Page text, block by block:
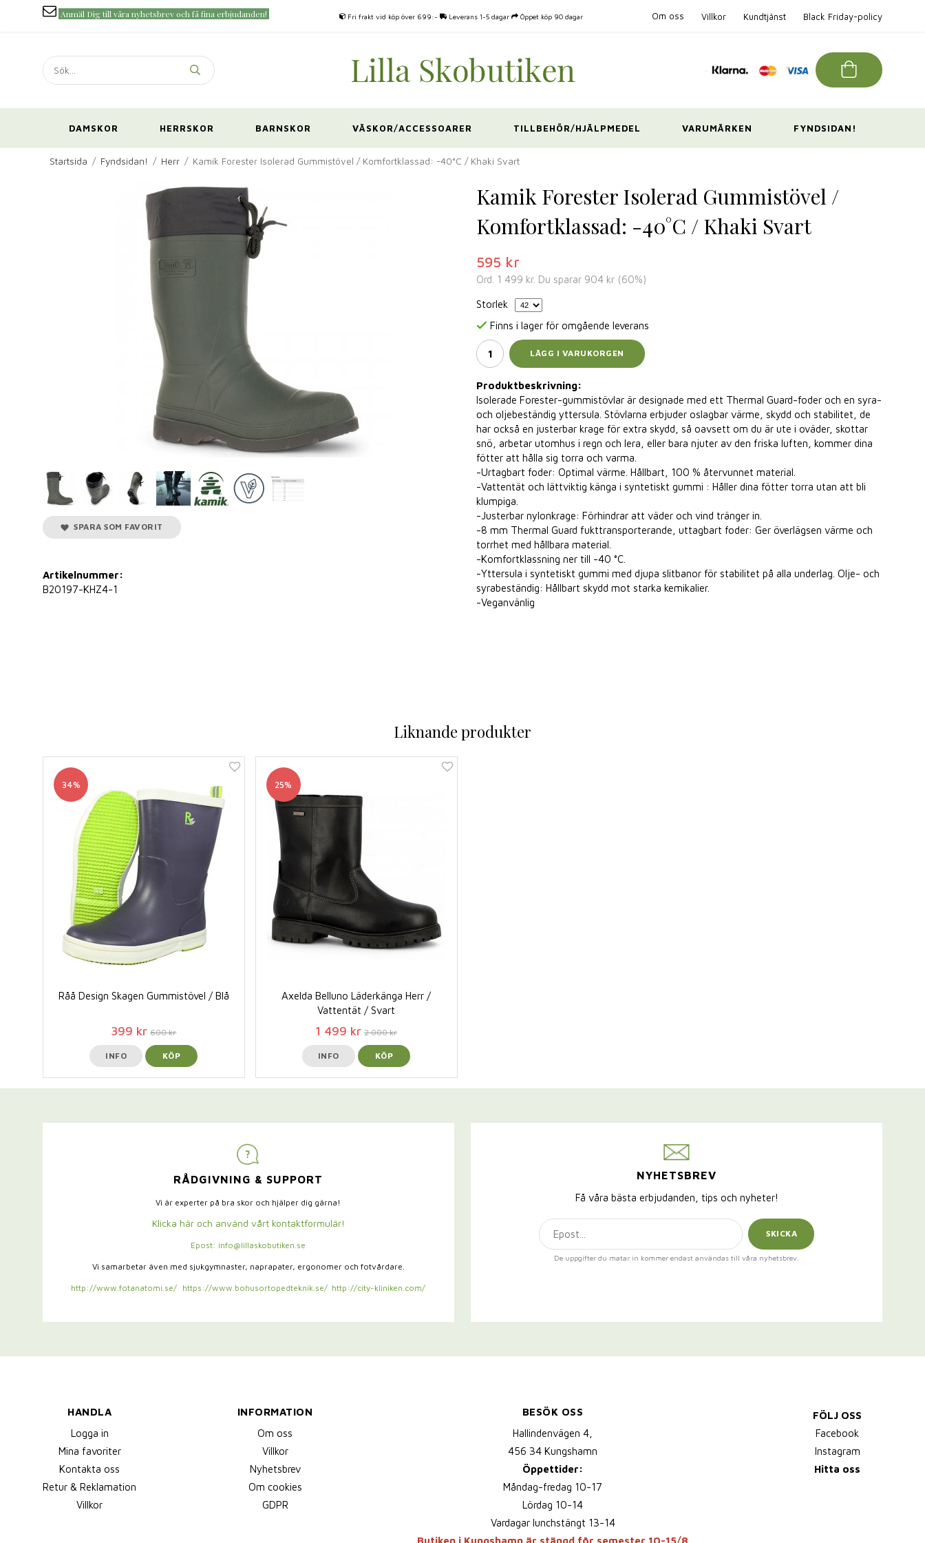
Anmäl Dig till våra nyhetsbrev och få fina erbjudanden! Fri frakt vid köp över 699:- Leverans 1-5 dagar Öppet köp 90 dagar Om oss Villkor Kundtjänst Black Friday-policy
DAMSKOR HERRSKOR BARNSKOR VÄSKOR/ACCESSOARER TILLBEHÖR/HJÄLPMEDEL VARUMÄRKEN FYNDSIDAN!
Startsida / Fyndsidan! / Herr / Kamik Forester Isolerad Gummistövel / Komfortklassad: -40°C / Khaki Svart
Kamik Forester Isolerad Gummistövel /
Komfortklassad: -40°C / Khaki Svart
595 kr
Ord. 1 499 kr. Du sparar 904 kr (60%)
Storlek
Finns i lager för omgående leverans
LÄGG I VARUKORGEN
Produktbeskrivning:
Isolerade Forester-gummistövlar är designade med ett Thermal Guard-foder och en syra-
och oljebeständig yttersula. Stövlarna erbjuder oslagbar värme, skydd och stabilitet, de
har också en justerbar krage för extra skydd, så oavsett om du är ute i oväder, skottar
snö, arbetar utomhus i regn och lera, eller bara njuter av den friska luften, kommer dina
fötter att hålla sig torra och varma.
-Urtagbart foder: Optimal värme. Hållbart, 100 % återvunnet material.
-Vattentät och lättviktig känga i syntetiskt gummi : Håller dina fötter torra utan att bli
klumpiga.
-Justerbar nylonkrage: Förhindrar att väder och vind tränger in.
-8 mm Thermal Guard fukttransporterande, uttagbart foder: Ger överlägsen värme och
torrhet med hållbara material.
-Komfortklassning ner till -40 °C.
-Yttersula i syntetiskt gummi med djupa slitbanor för stabilitet på alla underlag. Olje- och
syrabeständig: Hållbart skydd mot starka kemikalier.
-Veganvänlig
SPARA SOM FAVORIT
Artikelnummer:
B20197-KHZ4-1
Liknande produkter
34%
Råå Design Skagen Gummistövel / Blå
399 kr 600 kr
INFO KÖP
25%
Axelda Belluno Läderkänga Herr /
Vattentät / Svart
1 499 kr 2 000 kr
INFO KÖP
RÅDGIVNING & SUPPORT
Vi är experter på bra skor och hjälper dig gärna!
Klicka här och använd vårt kontaktformulär!
Epost: info@lillaskobutiken.se
Vi samarbetar även med sjukgymnaster, naprapater, ergonomer och fotvårdare.
http://www.fotanatomi.se/ https://www.bohusortopedteknik.se/ http://city-kliniken.com/
NYHETSBREV
Få våra bästa erbjudanden, tips och nyheter!
SKICKA
De uppgifter du matar in kommer endast användas till våra nyhetsbrev.
HANDLA
Logga in
Mina favoriter
Kontakta oss
Retur & Reklamation
Villkor
INFORMATION
Om oss
Villkor
Nyhetsbrev
Om cookies
GDPR
BESÖK OSS
Hallindenvägen 4,
456 34 Kungshamn
Öppettider:
Måndag-fredag 10-17
Lördag 10-14
Vardagar lunchstängt 13-14
Butiken i Kungshamn är stängd för semester 10-15/8
FÖLJ OSS
Facebook
Instagram
Hitta oss